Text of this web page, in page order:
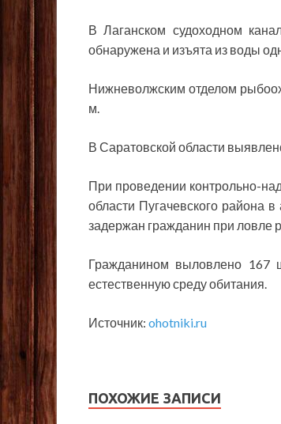
В Лаганском судоходном
обнаружена и изъята из воды
Нижневолжским отделом
м.
В Саратовской области
При проведении контрольно-
области Пугачевского района
задержан гражданин при ловле
Гражданином выловлено 167
естественную среду обитания.
Источник: ohotniki.ru
ПОХОЖИЕ ЗАПИСИ